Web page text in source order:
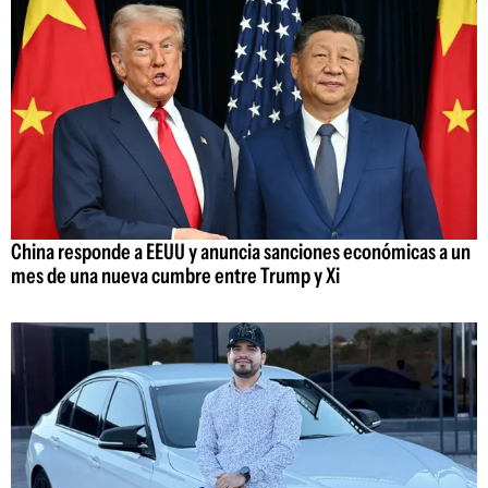
China responde a EEUU y anuncia sanciones económicas a un
mes de una nueva cumbre entre Trump y Xi